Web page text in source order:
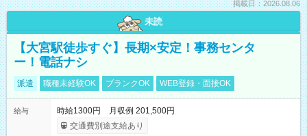
掲載日：2026.08.06
未読
【大宮駅徒歩すぐ】長期×安定！事務センタ
ー！電話ナシ
派遣 職種未経験OK ブランクOK WEB登録・面接OK
給与
時給1300円 月収例 201,500円
交通費別途支給あり